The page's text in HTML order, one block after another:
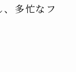
多忙なフ